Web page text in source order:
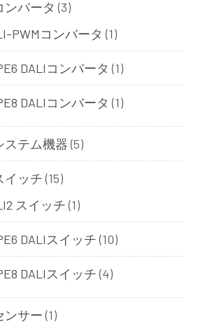
ンバータ (3)
PWMコンバータ (1)
DALIコンバータ (1)
DALIコンバータ (1)
ステム機器 (5)
イッチ (15)
スイッチ (1)
DALIスイッチ (10)
DALIスイッチ (4)
ンサー (1)